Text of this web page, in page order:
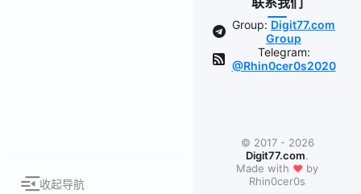
收起导航
Group: Digit77.com
Group
Telegram:
@Rhin0cer0s2020
© 2017 - 2026
Digit77.com.
Made with ❤ by
Rhin0cer0s